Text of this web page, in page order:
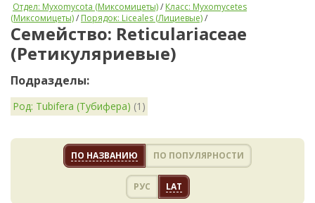
Отдел: Myxomycota (Миксомицеты)/ Класс: Myxomycetes
(Миксомицеты)/ Порядок: Liceales (Лициевые)/
Семейство: Reticulariaceae
(Ретикуляриевые)
Подразделы:
Род: Tubifera (Тубифера) (1)
ПО НАЗВАНИЮ ПО ПОПУЛЯРНОСТИ
РУС LAT